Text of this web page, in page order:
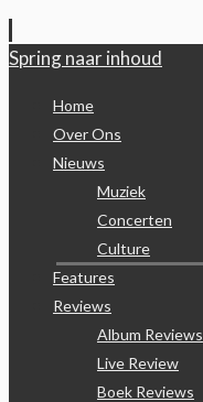
Spring naar inhoud
Home
Over Ons
Nieuws
Muziek
Concerten
Culture
Features
Reviews
Album Reviews
Live Review
Boek Reviews